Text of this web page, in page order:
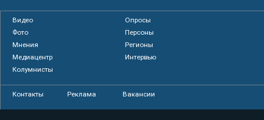
Видео
Опросы
Фото
Персоны
Мнения
Регионы
Медиацентр
Интервью
Колумнисты
Контакты Реклама Вакансии